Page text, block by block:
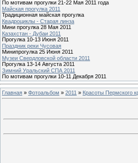
По мотивам прогулки 21-22 Мая 2011 года
Майская прогулка 2011
Традиционная майская прогулка
Квадроциклы - Старая линза
Мини прогулка 28 Мая 2011
Казахстан - Дубаи 2011
Прогулка 10-13 Июня 2011
Праздник реки Чусовая
Минипрогулка 25 Июня 2011
Музеи Свердловской области 2011
Прогулка 13-14 Августа 2011
Зимний Уральский СПА 2011
По мотивам прогулки 10-11 Декабря 2011
Главная » Фотоальбом » 2011 » Красоты Пермского